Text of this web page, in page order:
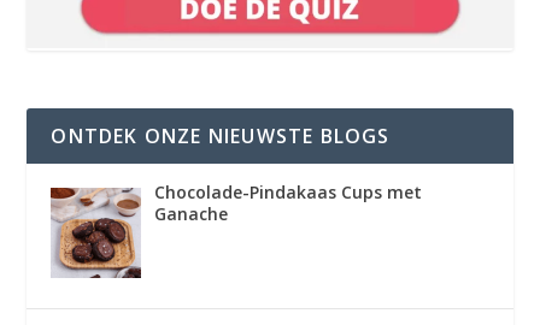
ONTDEK ONZE NIEUWSTE BLOGS
Chocolade-Pindakaas Cups met
Ganache